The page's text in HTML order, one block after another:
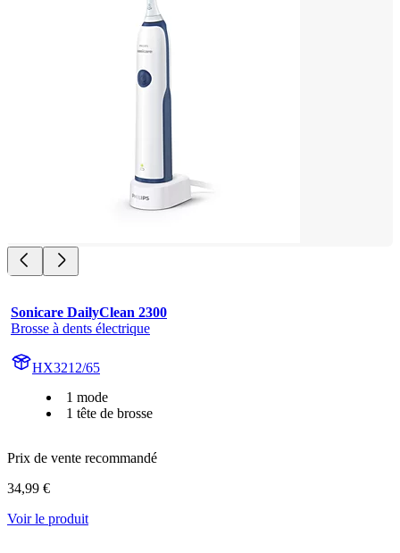
Sonicare DailyClean 2300
Brosse à dents électrique
HX3212/65
1 mode
1 tête de brosse
Prix de vente recommandé
34,99 €
Voir le produit